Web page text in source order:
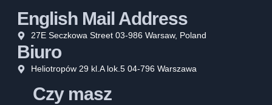
English Mail Address
27E Seczkowa Street 03-986 Warsaw, Poland
Biuro
Heliotropów 29 kl.A lok.5 04-796 Warszawa
Czy masz